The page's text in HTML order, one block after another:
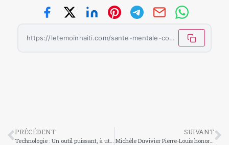
https://letemoinhaiti.com/sante-mentale-comment-se-relever-de-la-depression-etape-par-etape/
PRÉCÉDENT SUIVANT
Michèle Duvivier Pierre-Louis honorée par Bard College